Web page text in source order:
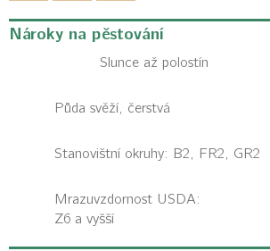
Nároky na pěstování
Slunce až polostín
Půda svěží, čerstvá
Stanovištní okruhy: B2, FR2, GR2
Mrazuvzdornost USDA:
Z6 a vyšší